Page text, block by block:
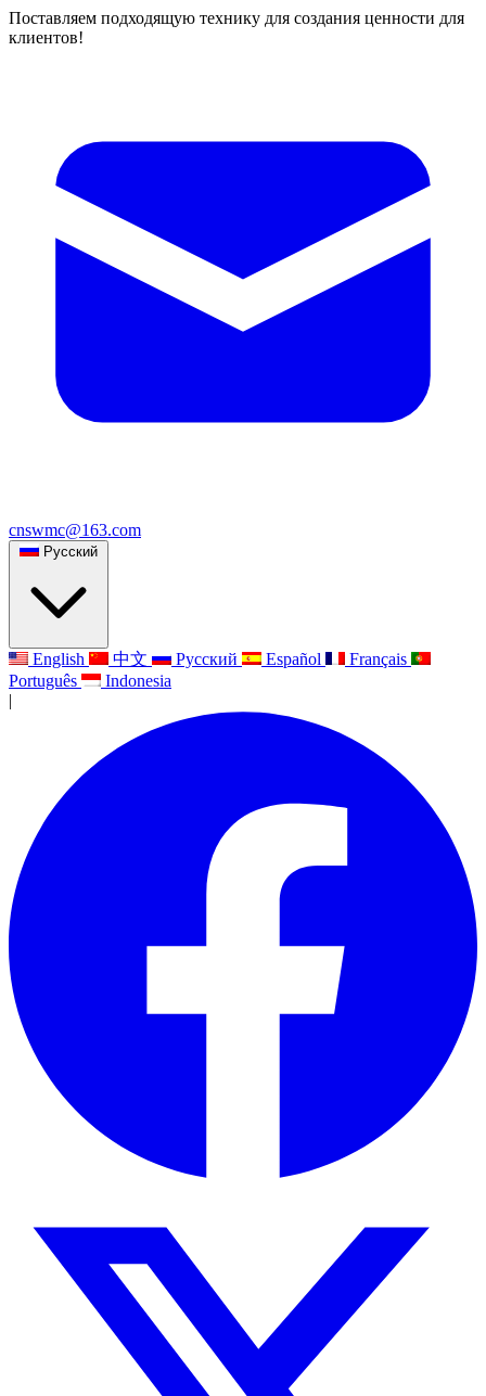
Поставляем подходящую технику для создания ценности для
клиентов!
cnswmc@163.com
Русский
English 中文 Русский Español
Français
Português
Indonesia
|